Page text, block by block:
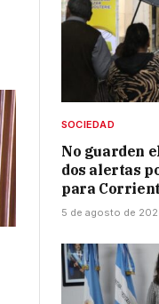
SOCIEDAD
No guarden
dos alertas
para
5 de agosto de